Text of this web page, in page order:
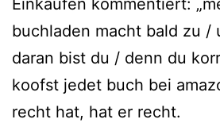
buchladen macht bald zu /
daran bist du / denn du
koofst jedet buch bei
recht hat, hat er recht.